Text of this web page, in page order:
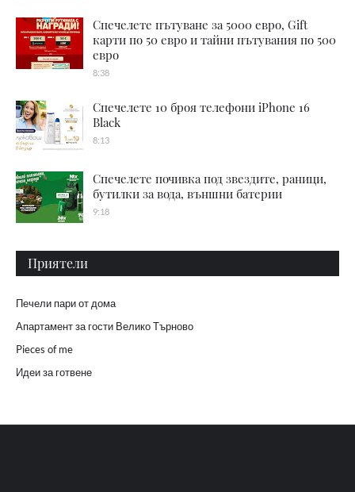
Спечелете пътуване за 5000 евро, Gift
карти по 50 евро и тайни пътувания по 500
евро
8:38
Спечелете 10 броя телефони iPhone 16
Black
8:13
Спечелете почивка под звездите, раници,
бутилки за вода, външни батерии
9:18
Приятели
Печели пари от дома
Апартамент за гости Велико Търново
Pieces of me
Идеи за готвене